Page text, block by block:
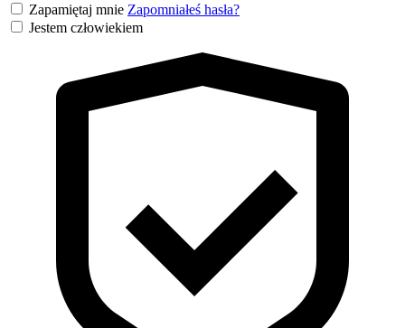
Zapamiętaj mnie Zapomniałeś hasła?
Jestem człowiekiem